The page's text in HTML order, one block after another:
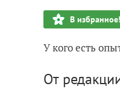
В избранное!
У кого есть
От